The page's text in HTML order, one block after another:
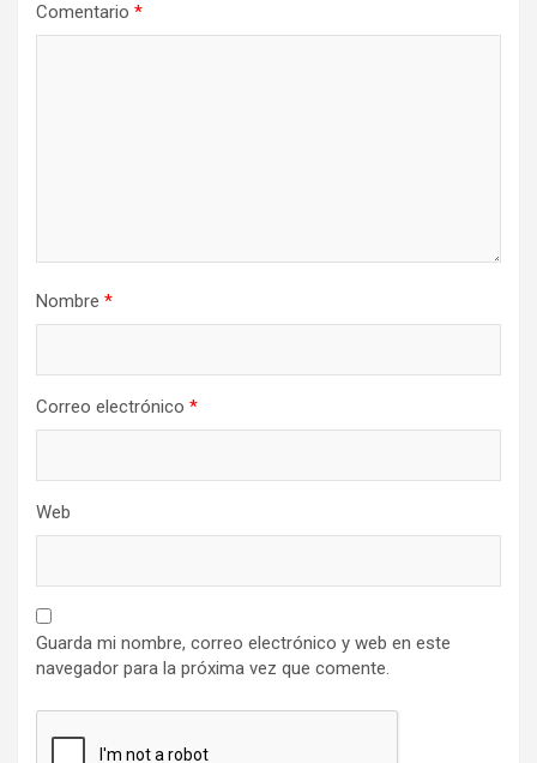
Comentario *
Nombre *
Correo electrónico *
Web
Guarda mi nombre, correo electrónico y web en este
navegador para la próxima vez que comente.